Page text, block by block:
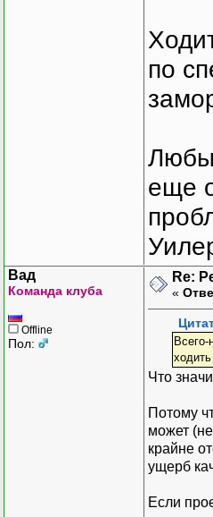
по
еще
Вад
Команда клуба
Offline
Пол:
Re:
«
Что
Потому
может
крайне
ущерб
Если